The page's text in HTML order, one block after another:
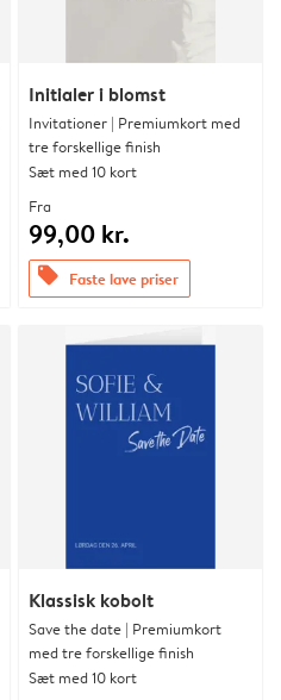
Initialer i blomst
Invitationer | Premiumkort med
tre forskellige finish
Sæt med 10 kort
Fra
99,00 kr.
offers Faste lave priser
Klassisk kobolt
Save the date | Premiumkort
med tre forskellige finish
Sæt med 10 kort